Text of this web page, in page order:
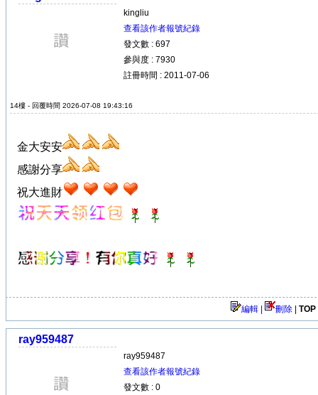
kingliu
查看該作者報號紀錄
發文數 : 697
參與度 : 7930
註冊時間 : 2011-07-06
14樓 - 回覆時間 2026-07-08 19:43:16
金大安安
感謝分享
祝大進財
編輯 | 刪除 TOP
ray959487
ray959487
查看該作者報號紀錄
發文數 : 0